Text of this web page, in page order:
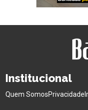
Institucional
Quem SomosPrivacidade